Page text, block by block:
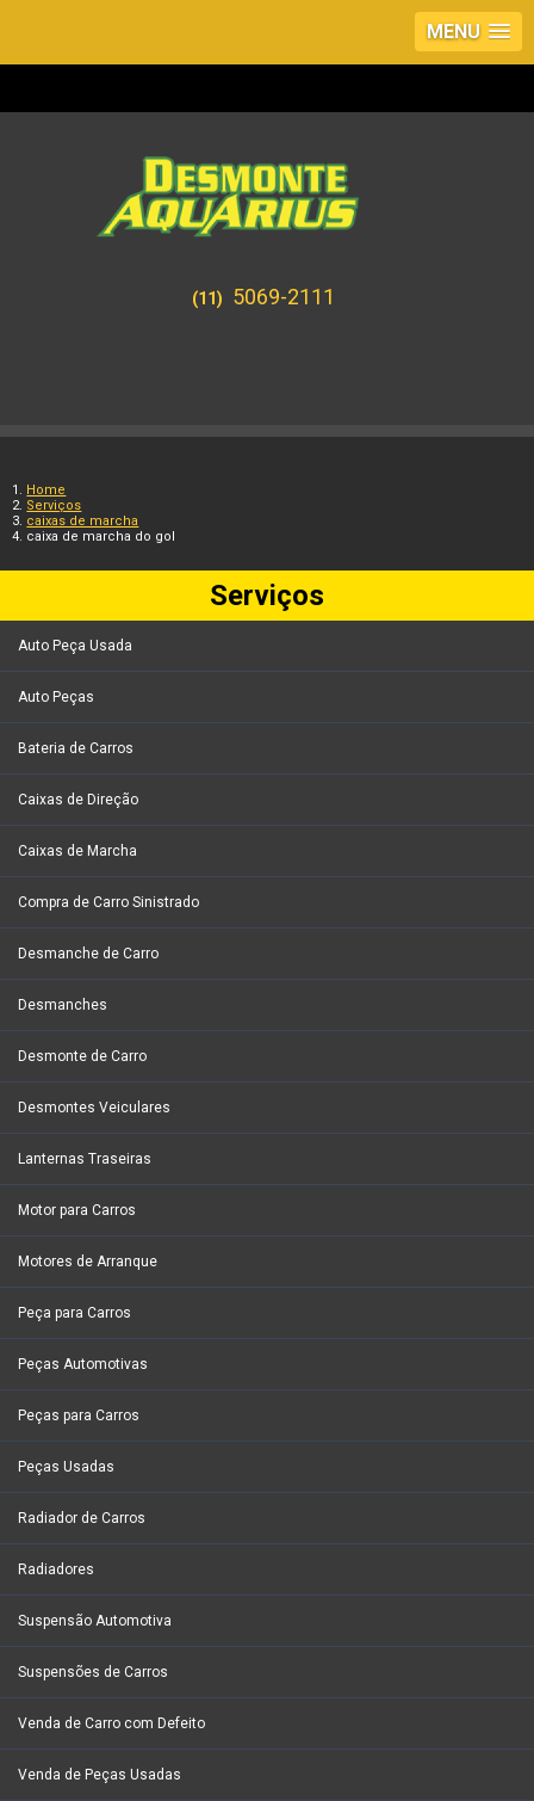
MENU
(11) 5069-2111
Home
Serviços
caixas de marcha
caixa de marcha do gol
Serviços
Auto Peça Usada
Auto Peças
Bateria de Carros
Caixas de Direção
Caixas de Marcha
Compra de Carro Sinistrado
Desmanche de Carro
Desmanches
Desmonte de Carro
Desmontes Veiculares
Lanternas Traseiras
Motor para Carros
Motores de Arranque
Peça para Carros
Peças Automotivas
Peças para Carros
Peças Usadas
Radiador de Carros
Radiadores
Suspensão Automotiva
Suspensões de Carros
Venda de Carro com Defeito
Venda de Peças Usadas